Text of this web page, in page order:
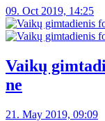
09. Oct 2019, 14:25
Vaikų
ne
21. May 2019, 09:09